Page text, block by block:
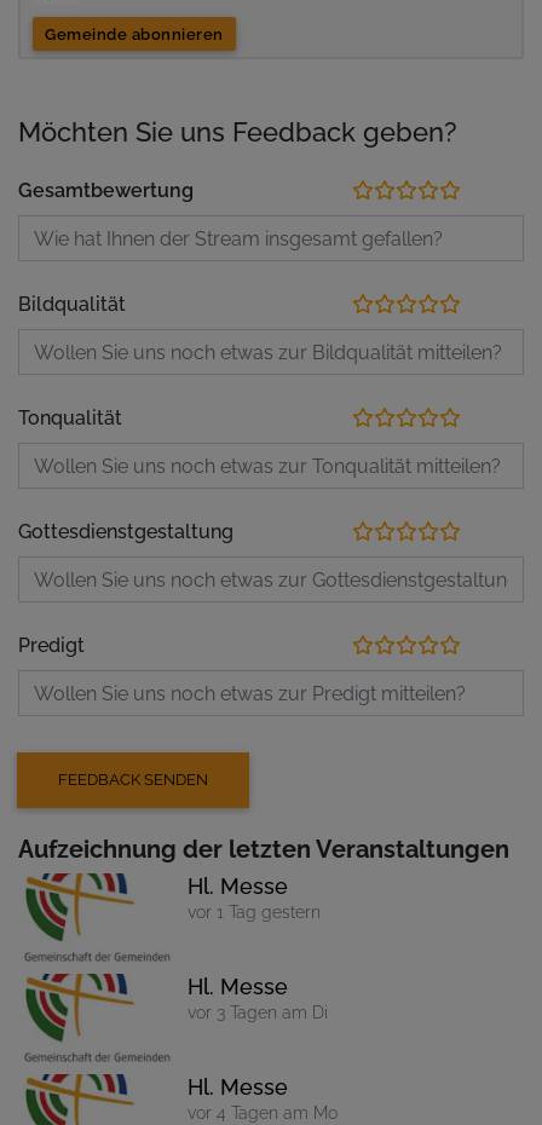
Gemeinde abonnieren
Möchten Sie uns Feedback geben?
Gesamtbewertung
Bildqualität
Tonqualität
Gottesdienstgestaltung
Predigt
Aufzeichnung der letzten Veranstaltungen
Hl. Messe
vor 1 Tag gestern
Hl. Messe
vor 3 Tagen am Di
Hl. Messe
vor 4 Tagen am Mo